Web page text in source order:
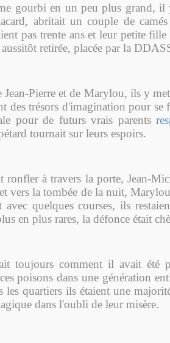
gourbi en un peu plus grand,
abritait un couple de
pas trente ans et leur petite fille
retirée, placée par la
Jean-Pierre et de Marylou, ils y
des trésors d'imagination pour se
pour de futurs vrais parents
tournait sur leurs espoirs.
ronfler à travers la porte, Jean-
vers la tombée de la nuit,
quelques courses, ils
en plus rares, la défonce était
toujours comment il avait été
poisons dans une génération
les quartiers ils étaient une
dans l'oubli de leur misère.